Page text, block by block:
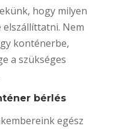
hogy milyen
Nem
konténerbe,
a szükséges
bérlés
egész